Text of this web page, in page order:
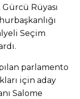
Rüyası
Seçim
parlamento
için aday
Salome